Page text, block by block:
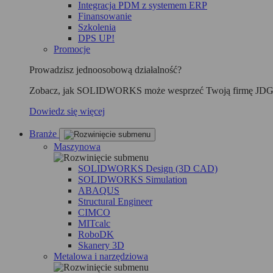
Integracja PDM z systemem ERP
Finansowanie
Szkolenia
DPS UP!
Promocje
Prowadzisz jednoosobową działalność?
Zobacz, jak SOLIDWORKS może wesprzeć Twoją firmę
Dowiedz się więcej
Branże
Maszynowa
SOLIDWORKS Design (3D CAD)
SOLIDWORKS Simulation
ABAQUS
Structural Engineer
CIMCO
MITcalc
RoboDK
Skanery 3D
Metalowa i narzędziowa